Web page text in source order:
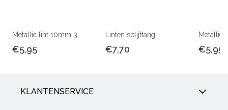
Metallic lint 10mm 3
€5,95
Linten splijttang
€7,70
Metallic
€5,95
KLANTENSERVICE